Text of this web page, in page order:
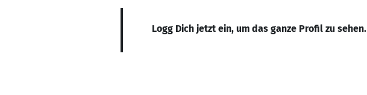
Logg Dich jetzt ein, um das ganze Profil zu sehen.